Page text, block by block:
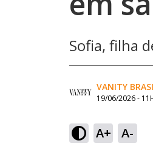
Sofia, filha
VANITY
19/06/2026 -
A+ A-